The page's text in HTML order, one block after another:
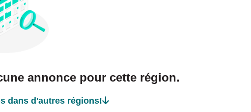
annonce pour cette région.
dans d'autres régions!